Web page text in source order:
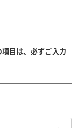
項目は、必ずご入力